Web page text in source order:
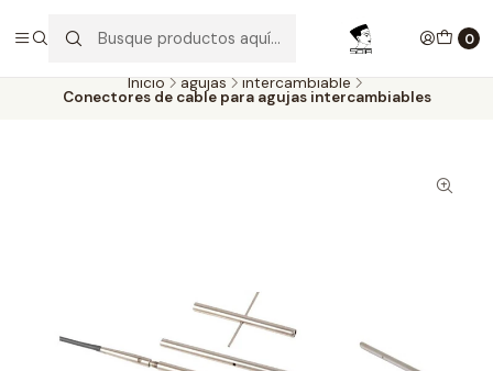
0
Aproveite as entregas grátis para todas as encomendas
superiores a 60€. Faça as suas compras e economize!
Inicio agujas intercambiable
Conectores de cable para agujas intercambiables